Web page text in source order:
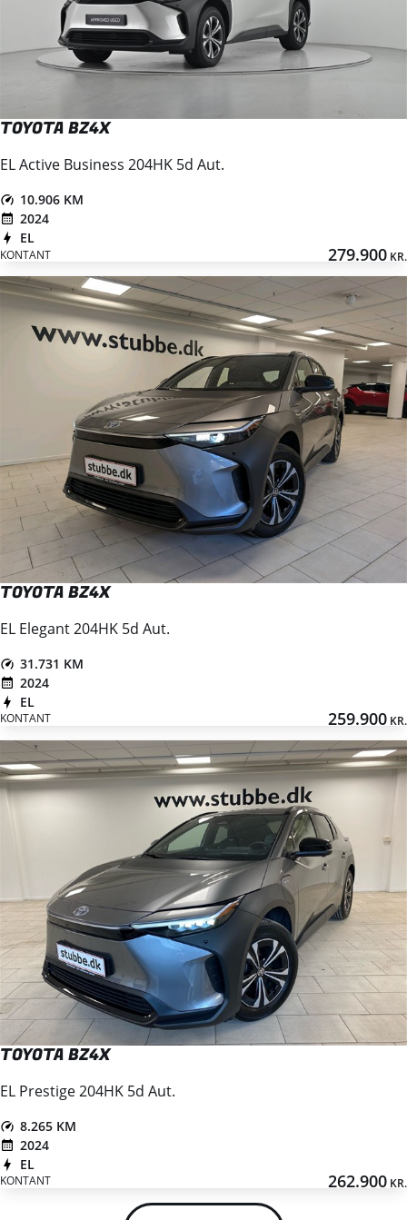
TOYOTA BZ4X
EL Active Business 204HK 5d Aut.
10.906 KM
2024
EL
KONTANT 279.900 KR.
TOYOTA BZ4X
EL Elegant 204HK 5d Aut.
31.731 KM
2024
EL
KONTANT 259.900 KR.
TOYOTA BZ4X
EL Prestige 204HK 5d Aut.
8.265 KM
2024
EL
KONTANT 262.900 KR.